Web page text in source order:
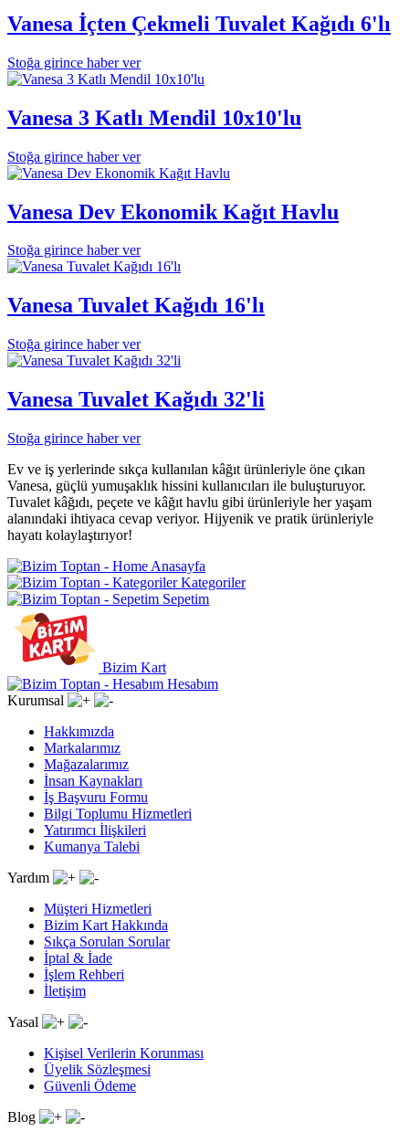
Vanesa İçten Çekmeli Tuvalet Kağıdı 6'lı
Stoğa girince haber ver
Vanesa 3 Katlı Mendil 10x10'lu
Stoğa girince haber ver
Vanesa Dev Ekonomik Kağıt Havlu
Stoğa girince haber ver
Vanesa Tuvalet Kağıdı 16'lı
Stoğa girince haber ver
Vanesa Tuvalet Kağıdı 32'li
Stoğa girince haber ver
Ev ve iş yerlerinde sıkça kullanılan kâğıt ürünleriyle öne çıkan
Vanesa, güçlü yumuşaklık hissini kullanıcıları ile buluşturuyor.
Tuvalet kâğıdı, peçete ve kâğıt havlu gibi ürünleriyle her yaşam
alanındaki ihtiyaca cevap veriyor. Hijyenik ve pratik ürünleriyle
hayatı kolaylaştırıyor!
Anasayfa
Kategoriler
Sepetim
Bizim Kart
Hesabım
Kurumsal
Hakkımızda
Markalarımız
Mağazalarımız
İnsan Kaynakları
İş Başvuru Formu
Bilgi Toplumu Hizmetleri
Yatırımcı İlişkileri
Kumanya Talebi
Yardım
Müşteri Hizmetleri
Bizim Kart Hakkında
Sıkça Sorulan Sorular
İptal & İade
İşlem Rehberi
İletişim
Yasal
Kişisel Verilerin Korunması
Üyelik Sözleşmesi
Güvenli Ödeme
Blog